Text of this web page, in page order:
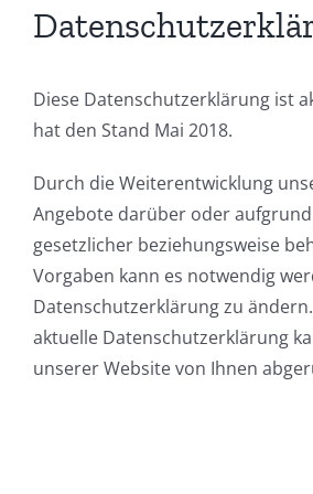
Diese Datenschutzerklärung ist
hat den Stand Mai 2018.
Durch die Weiterentwicklung
Angebote darüber oder
gesetzlicher beziehungsweise
Vorgaben kann es notwendig
Datenschutzerklärung zu
aktuelle Datenschutzerklärung
unserer Website von Ihnen